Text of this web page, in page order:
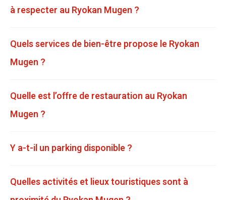
à respecter au Ryokan Mugen ?
Quels services de bien-être propose le Ryokan
Mugen ?
Quelle est l’offre de restauration au Ryokan
Mugen ?
Y a-t-il un parking disponible ?
Quelles activités et lieux touristiques sont à